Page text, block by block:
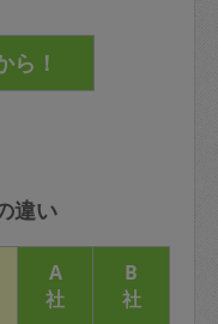
違い
A
社
B
社